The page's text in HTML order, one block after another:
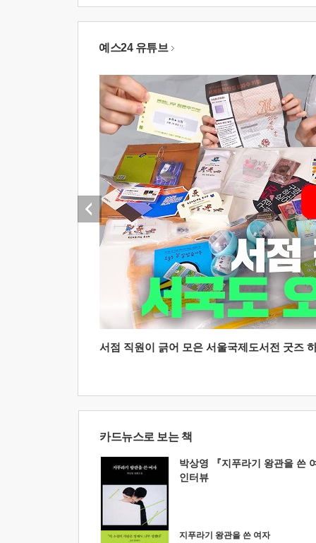
예스24 유튜브
서점 직원이 긁어 모은 서울국제도서전 굿즈
카드뉴스로 보는 책
박상영 『지푸라기 왕관을 쓴
인터뷰
지푸라기 왕관을 쓴 여자